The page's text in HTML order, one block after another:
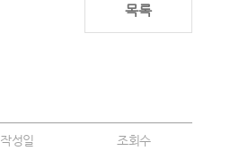
목록
작성일 조회수